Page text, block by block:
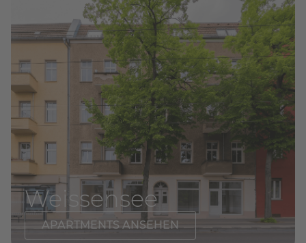
APARTMENTS ANSEHEN
Weissensee